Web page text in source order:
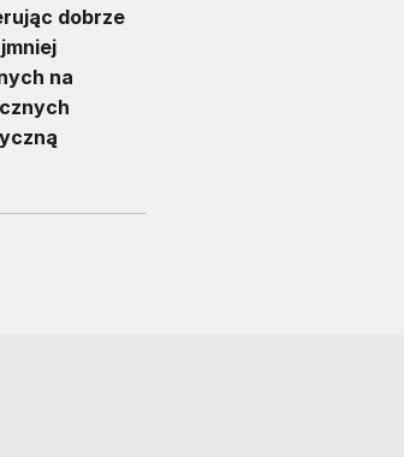
dobrze
na